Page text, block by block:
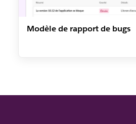
Modèle de rapport de bugs